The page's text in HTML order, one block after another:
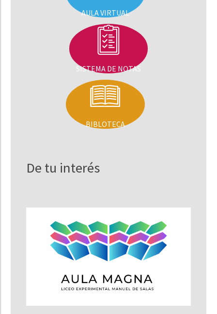
AULA VIRTUAL
SISTEMA DE NOTAS
BIBLOTECA
De tu interés